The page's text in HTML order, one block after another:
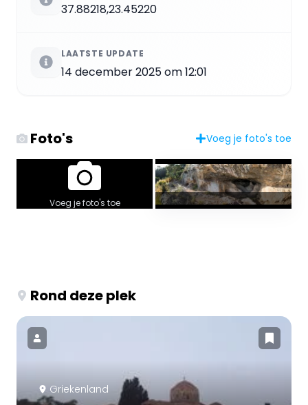
37.88218,23.45220
LAATSTE UPDATE
14 december 2025 om 12:01
Foto's Voeg je foto's toe
Voeg je foto's toe
Rond deze plek
Griekenland